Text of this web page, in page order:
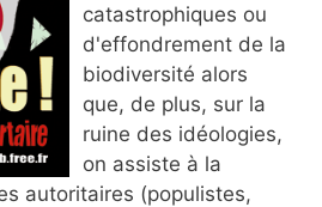
catastrophiques ou
d'effondrement de la
biodiversité alors
que, de plus, sur la
ruine des idéologies,
on assiste à la
autoritaires (populistes,